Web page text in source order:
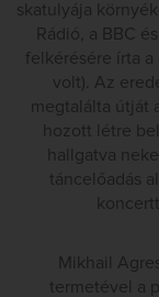
skatulyája
Rádió, a BBC
felkérésére írta a
volt). Az
megtalálta útját
hozott létre
hallgatva
táncelőadás
Mikhail
termetével a